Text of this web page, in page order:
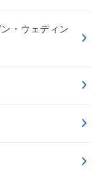
・ウェディン